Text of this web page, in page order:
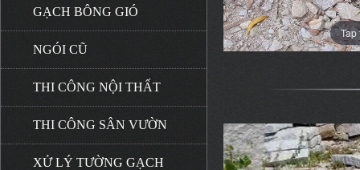
GẠCH BÔNG GIÓ
NGÓI CŨ
THI CÔNG NỘI THẤT
THI CÔNG SÂN VƯỜN
XỬ LÝ TƯỜNG GẠCH
Tap